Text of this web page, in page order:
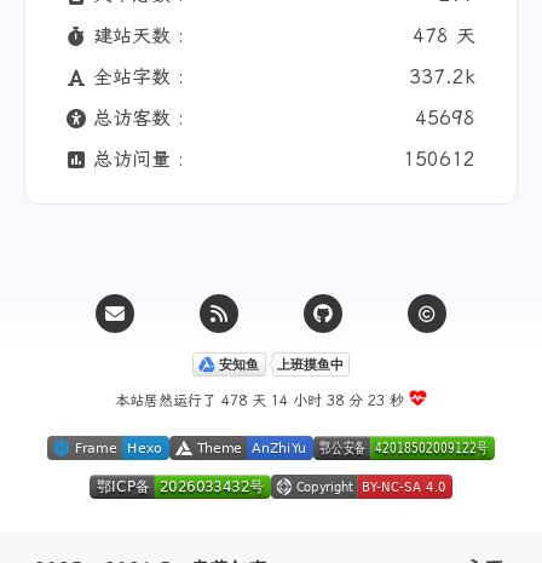
建站天数 :
478 天
全站字数 :
337.2k
总访客数 :
45698
总访问量 :
150612
本站居然运行了 478 天 14 小时 38 分 24 秒